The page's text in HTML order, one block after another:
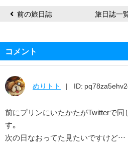
前の旅日誌 旅日誌一
コメント
めりトト ID:
前にプリンにいたかたがTwitterで
す。
次の日なおってた見たいですけど…